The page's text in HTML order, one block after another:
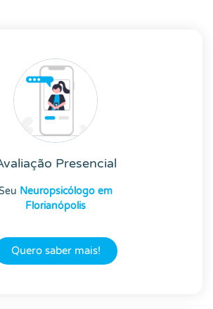
Presencial
Neuropsicólogo em
Florianópolis
Quero saber mais!